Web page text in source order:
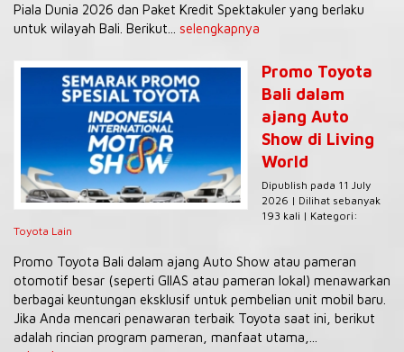
Piala Dunia 2026 dan Paket Kredit Spektakuler yang berlaku
untuk wilayah Bali. Berikut... selengkapnya
Promo Toyota
Bali dalam
ajang Auto
Show di Living
World
Dipublish pada 11 July
2026 | Dilihat sebanyak
193 kali | Kategori:
Toyota Lain
Promo Toyota Bali dalam ajang Auto Show atau pameran
otomotif besar (seperti GIIAS atau pameran lokal) menawarkan
berbagai keuntungan eksklusif untuk pembelian unit mobil baru.
Jika Anda mencari penawaran terbaik Toyota saat ini, berikut
adalah rincian program pameran, manfaat utama,...